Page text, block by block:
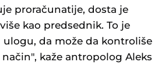
proračunatije, dosta je
kao predsednik. To je
da može da kontroliše
kaže antropolog Aleks